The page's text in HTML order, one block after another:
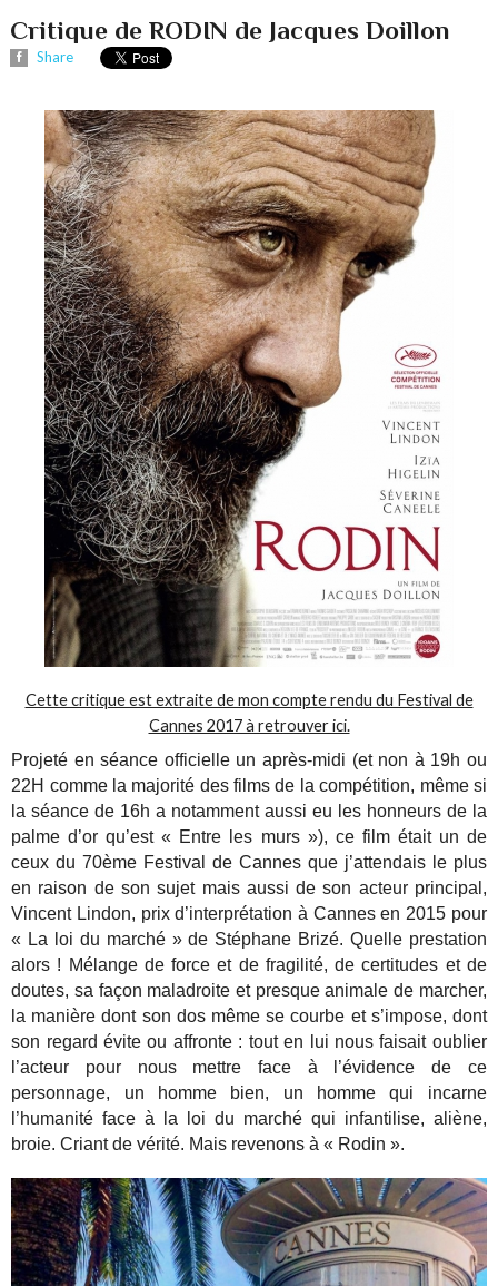
Critique de RODIN de Jacques Doillon
Share
Cette critique est extraite de mon compte rendu du Festival de
Cannes 2017 à retrouver ici.
Projeté en séance officielle un après-midi (et non à 19h ou
22H comme la majorité des films de la compétition, même si
la séance de 16h a notamment aussi eu les honneurs de la
palme d’or qu’est « Entre les murs »), ce film était un de
ceux du 70ème Festival de Cannes que j’attendais le plus
en raison de son sujet mais aussi de son acteur principal,
Vincent Lindon, prix d’interprétation à Cannes en 2015 pour
« La loi du marché » de Stéphane Brizé. Quelle prestation
alors ! Mélange de force et de fragilité, de certitudes et de
doutes, sa façon maladroite et presque animale de marcher,
la manière dont son dos même se courbe et s’impose, dont
son regard évite ou affronte : tout en lui nous faisait oublier
l’acteur pour nous mettre face à l’évidence de ce
personnage, un homme bien, un homme qui incarne
l’humanité face à la loi du marché qui infantilise, aliène,
broie. Criant de vérité. Mais revenons à « Rodin ».